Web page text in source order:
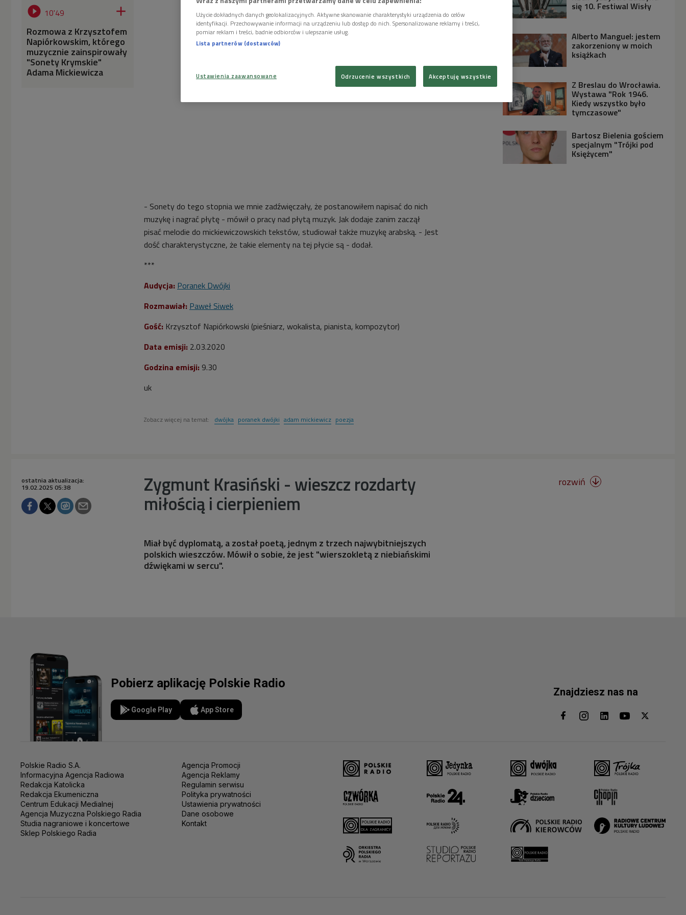
 10'49 
Rozmowa z Krzysztofem
Napiórkowskim, którego
muzycznie zainspirowały
"Sonety Krymskie"
Adama Mickiewicza
- Sonety do tego stopnia we mnie zadźwięczały, że postanowiłem napisać do nich
muzykę i nagrać płytę - mówił o pracy nad płytą muzyk. Jak dodaje zanim zaczął
pisać melodie do mickiewiczowskich tekstów, studiował także muzykę arabską. - Jest
dość charakterystyczne, że takie elementy na tej płycie są - dodał.
***
Audycja: Poranek Dwójki
Rozmawiał: Paweł Siwek
Gość: Krzysztof Napiórkowski (pieśniarz, wokalista, pianista, kompozytor)
Data emisji: 2.03.2020
Godzina emisji: 9.30
uk
Zobacz więcej na temat: dwójka poranek dwójki adam mickiewicz poezja
się 10. Festiwal Wisły
Alberto Manguel: jestem
zakorzeniony w moich
książkach
Z Breslau do Wrocławia.
Wystawa "Rok 1946.
Kiedy wszystko było
tymczasowe"
Bartosz Bielenia gościem
specjalnym "Trójki pod
Księżycem"
Zygmunt Krasiński - wieszcz rozdarty
miłością i cierpieniem
ostatnia aktualizacja:
19.02.2025 05:38
Miał być dyplomatą, a został poetą, jednym z trzech najwybitniejszych
polskich wieszczów. Mówił o sobie, że jest "wierszokletą z niebiańskimi
dźwiękami w sercu".
rozwiń 
Pobierz aplikację Polskie Radio
Google Play App Store
Znajdziesz nas na
Polskie Radio S.A.
Informacyjna Agencja Radiowa
Redakcja Katolicka
Redakcja Ekumeniczna
Centrum Edukacji Medialnej
Agencja Muzyczna Polskiego Radia
Studia nagraniowe i koncertowe
Sklep Polskiego Radia
Agencja Promocji
Agencja Reklamy
Regulamin serwisu
Polityka prywatności
Ustawienia prywatności
Dane osobowe
Kontakt
Użycie dokładnych danych geolokalizacyjnych. Aktywne skanowanie charakterystyki urządzenia do celów
identyfikacji. Przechowywanie informacji na urządzeniu lub dostęp do nich. Spersonalizowane reklamy i treści,
pomiar reklam i treści, badnie odbiorców i ulepszanie usług.
Lista partnerów (dostawców)
Ustawienia zaawansowane Odrzucenie wszystkich Akceptuję wszystkie